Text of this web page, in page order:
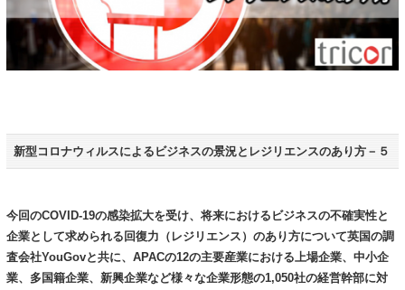
新型コロナウィルスによるビジネスの景況とレジリエンスのあり方－５
今回のCOVID-19の感染拡大を受け、将来におけるビジネスの不確実性と
企業として求められる回復力（レジリエンス）のあり方について英国の調
査会社YouGovと共に、APACの12の主要産業における上場企業、中小企
業、多国籍企業、新興企業など様々な企業形態の1,050社の経営幹部に対